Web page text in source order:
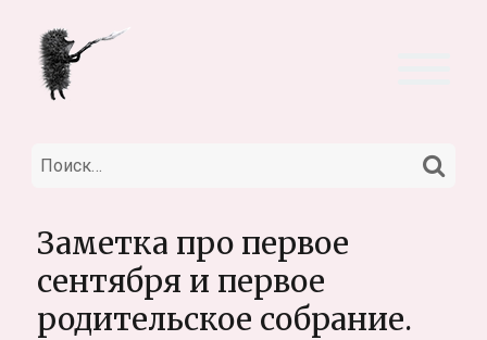
Искать:
Заметка про первое
сентября и первое
родительское собрание.